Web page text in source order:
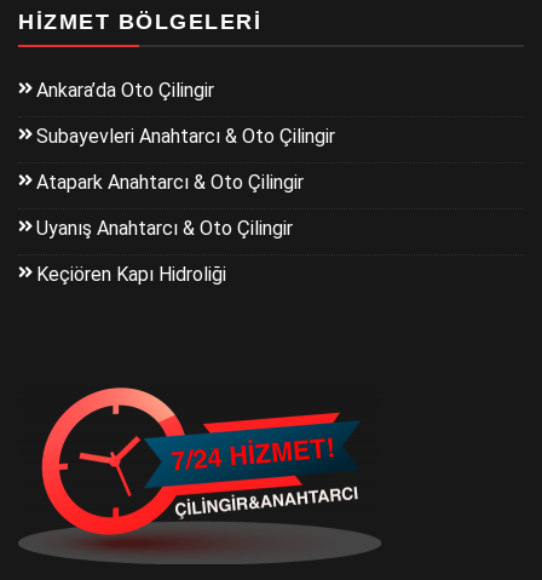
HIZMET BÖLGELERI
Ankara’da Oto Çilingir
Subayevleri Anahtarcı & Oto Çilingir
Atapark Anahtarcı & Oto Çilingir
Uyanış Anahtarcı & Oto Çilingir
Keçiören Kapı Hidroliği